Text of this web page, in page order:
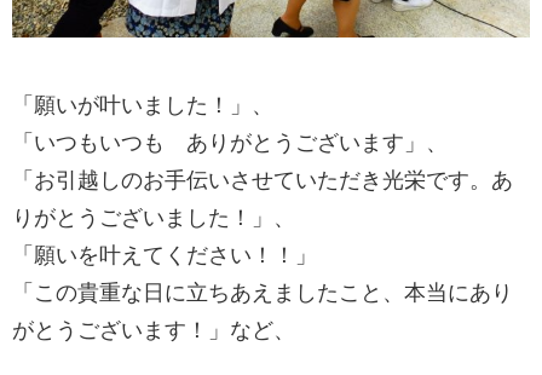
「願いが叶いました！」、
「いつもいつも ありがとうございます」、
「お引越しのお手伝いさせていただき光栄です。あ
りがとうございました！」、
「願いを叶えてください！！」
「この貴重な日に立ちあえましたこと、本当にあり
がとうございます！」など、